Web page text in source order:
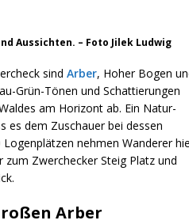
Aussichten. – Foto Jilek Ludwig
sind Arber, Hoher Bogen
Grün-Tönen und Schattierungen
am Horizont ab. Ein Natur-
es dem Zuschauer bei dessen
nehmen Wanderer
Zwerchecker Steig Platz und
Arber